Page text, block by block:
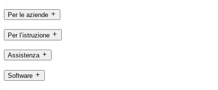
Per le aziende
Per l’istruzione
Assistenza
Software